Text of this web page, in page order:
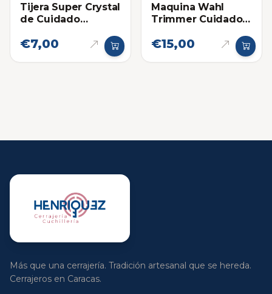
Tijera Super Crystal
de Cuidado
4.5 Pulgadas
€7,00
Maquina Wahl
Trimmer Cuidado
y Orejas
€15,00
Más que una cerrajería. Tradición artesanal que se hereda.
Cerrajeros en Caracas.